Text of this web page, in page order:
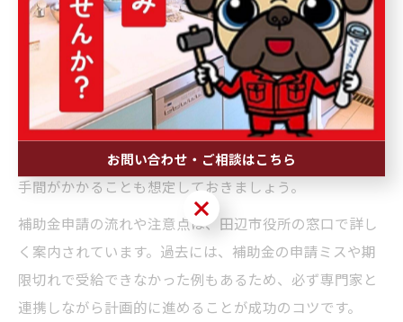
金の対象となるリフォーム内容や工事業者の指定条件に
も注意が必要です。
具体的には、補助金の対象となる工事内容が限定されて
いたり、田辺市内の登録業者による施工が必須となる場
合があります。さらに、工事完了後に実績報告書や領収
書などの提出が求められるため、書類の管理や手続きに
手間がかかることも想定しておきましょう。
補助金申請の流れや注意点は、田辺市役所の窓口で詳し
く案内されています。過去には、補助金の申請ミスや期
限切れで受給できなかった例もあるため、必ず専門家と
連携しながら計画的に進めることが成功のコツです。
お問い合わせ・ご相談はこちら
お問い合わせ・ご相談はこちら